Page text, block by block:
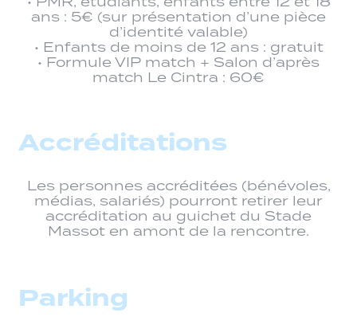
ans : 5€ (sur présentation d’une pièce
d’identité valable)
• Enfants de moins de 12 ans : gratuit
• Formule VIP match + Salon d’après
match Le Cintra : 60€
Accréditations
Les personnes accréditées (bénévoles,
médias, salariés) pourront retirer leur
accréditation au guichet du Stade
Massot en amont de la rencontre.
Parking